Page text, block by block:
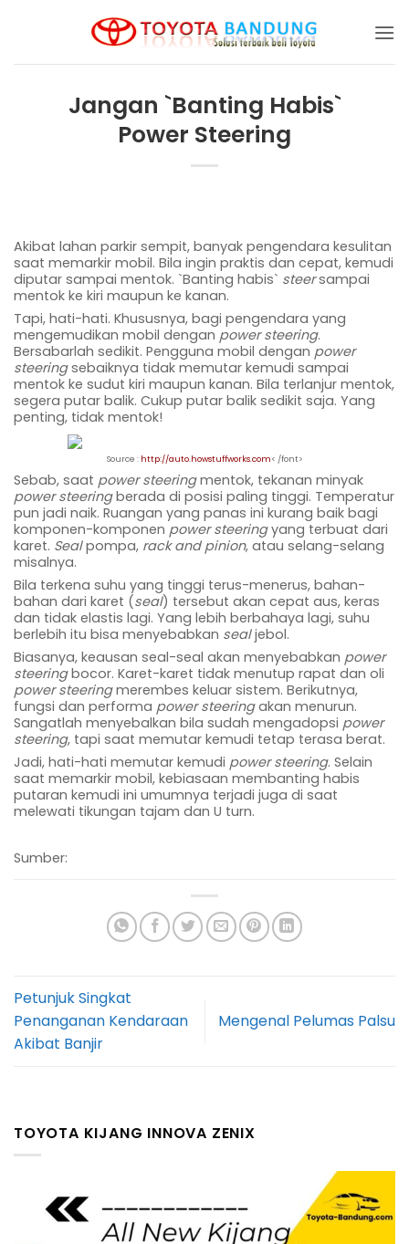
Jangan `Banting Habis`
Power Steering
Akibat lahan parkir sempit, banyak pengendara kesulitan
saat memarkir mobil. Bila ingin praktis dan cepat, kemudi
diputar sampai mentok. `Banting habis` steersampai
mentok ke kiri maupun ke kanan.
Tapi, hati-hati. Khususnya, bagi pengendara yang
mengemudikan mobil dengan power steering.
Bersabarlah sedikit. Pengguna mobil dengan power
steeringsebaiknya tidak memutar kemudi sampai
mentok ke sudut kiri maupun kanan. Bila terlanjur mentok,
segera putar balik. Cukup putar balik sedikit saja. Yang
penting, tidak mentok!
Source : http://auto.howstuffworks.com< /font>
Sebab, saat power steeringmentok, tekanan minyak
power steeringberada di posisi paling tinggi. Temperatur
pun jadi naik. Ruangan yang panas ini kurang baik bagi
komponen-komponen power steeringyang terbuat dari
karet. Sealpompa, rack and pinion, atau selang-selang
misalnya.
Bila terkena suhu yang tinggi terus-menerus, bahan-
bahan dari karet (seal) tersebut akan cepat aus, keras
dan tidak elastis lagi. Yang lebih berbahaya lagi, suhu
berlebih itu bisa menyebabkan sealjebol.
Biasanya, keausan seal-seal akan menyebabkan power
steeringbocor. Karet-karet tidak menutup rapat dan oli
power steeringmerembes keluar sistem. Berikutnya,
fungsi dan performa power steeringakan menurun.
Sangatlah menyebalkan bila sudah mengadopsi power
steering, tapi saat memutar kemudi tetap terasa berat.
Jadi, hati-hati memutar kemudi power steering. Selain
saat memarkir mobil, kebiasaan membanting habis
putaran kemudi ini umumnya terjadi juga di saat
melewati tikungan tajam dan U turn.
Sumber:
Petunjuk Singkat
Penanganan Kendaraan
Akibat Banjir
Mengenal Pelumas Palsu
TOYOTA KIJANG INNOVA ZENIX